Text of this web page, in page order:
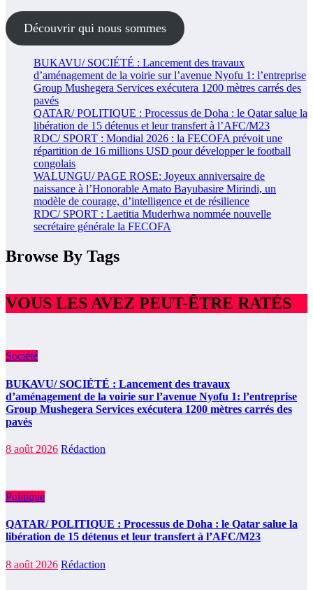
Découvrir qui nous sommes
BUKAVU/ SOCIÉTÉ : Lancement des travaux
d’aménagement de la voirie sur l’avenue Nyofu 1: l’entreprise
Group Mushegera Services exécutera 1200 mètres carrés des
pavés
QATAR/ POLITIQUE : Processus de Doha : le Qatar salue la
libération de 15 détenus et leur transfert à l’AFC/M23
RDC/ SPORT : Mondial 2026 : la FECOFA prévoit une
répartition de 16 millions USD pour développer le football
congolais
WALUNGU/ PAGE ROSE: Joyeux anniversaire de
naissance à l’Honorable Amato Bayubasire Mirindi, un
modèle de courage, d’intelligence et de résilience
RDC/ SPORT : Laetitia Muderhwa nommée nouvelle
secrétaire générale la FECOFA
Browse By Tags
VOUS LES AVEZ PEUT-ÊTRE RATÉS
Société
BUKAVU/ SOCIÉTÉ : Lancement des travaux
d’aménagement de la voirie sur l’avenue Nyofu 1: l’entreprise
Group Mushegera Services exécutera 1200 mètres carrés des
pavés
8 août 2026 Rédaction
Politique
QATAR/ POLITIQUE : Processus de Doha : le Qatar salue la
libération de 15 détenus et leur transfert à l’AFC/M23
8 août 2026 Rédaction